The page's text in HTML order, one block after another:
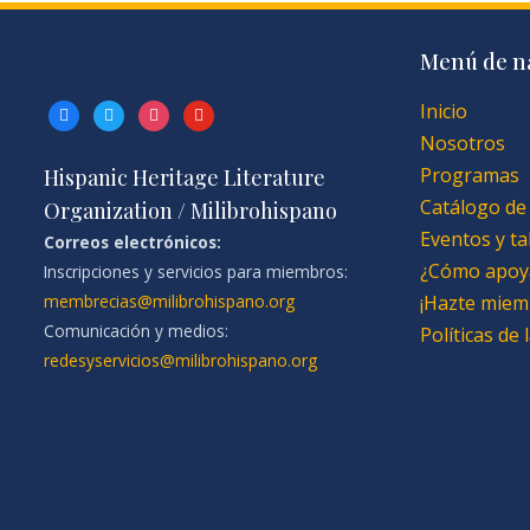
facebooktwitterinstagramyoutube
Hispanic Heritage Literature
Organization / Milibrohispano
Correos electrónicos:
Inscripciones y servicios para miembros:
membrecias@milibrohispano.org
Comunicación y medios:
redesyservicios@milibrohispano.org
Menú de
Inicio
Nosotros
Programas
Catálogo
Eventos y
¿Cómo
¡Hazte
Políticas de